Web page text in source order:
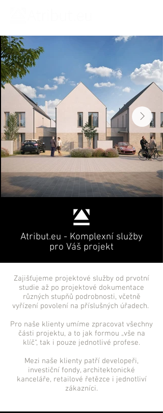
Atribut.eu - Komplexní služby
pro Váš projekt
Zajišťujeme projektové služby od prvotní
studie až po projektové dokumentace
různých stupňů podrobnosti, včetně
vyřízení povolení na příslušných úřadech.
Pro naše klienty umíme zpracovat všechny
části projektu, a to jak formou „vše na
klíč“, tak i pouze jednotlivé profese.
Mezi naše klienty patří developeři,
investiční fondy, architektonické
kanceláře, retailové řetězce i jednotliví
zákazníci.